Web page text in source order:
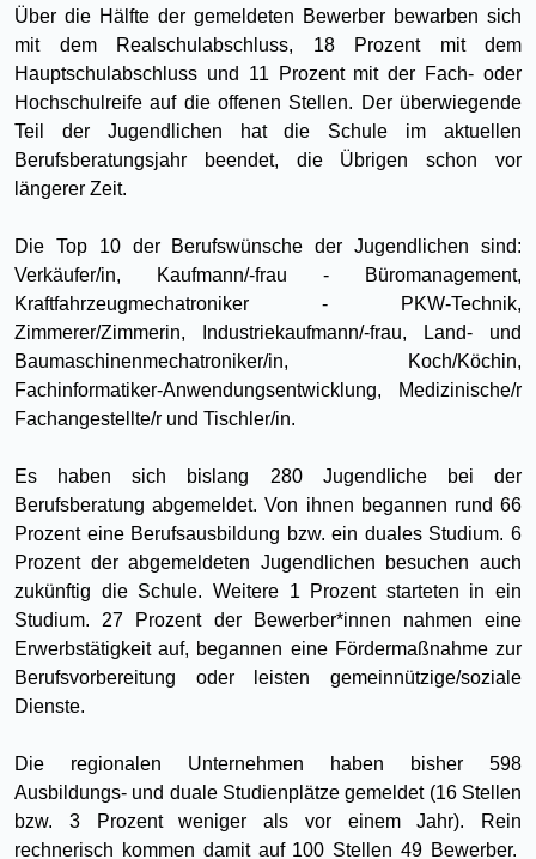
Über die Hälfte der gemeldeten Bewerber bewarben sich
mit dem Realschulabschluss, 18 Prozent mit dem
Hauptschulabschluss und 11 Prozent mit der Fach- oder
Hochschulreife auf die offenen Stellen. Der überwiegende
Teil der Jugendlichen hat die Schule im aktuellen
Berufsberatungsjahr beendet, die Übrigen schon vor
längerer Zeit.
Die Top 10 der Berufswünsche der Jugendlichen sind:
Verkäufer/in, Kaufmann/-frau - Büromanagement,
Kraftfahrzeugmechatroniker - PKW-Technik,
Zimmerer/Zimmerin, Industriekaufmann/-frau, Land- und
Baumaschinenmechatroniker/in, Koch/Köchin,
Fachinformatiker-Anwendungsentwicklung, Medizinische/r
Fachangestellte/r und Tischler/in.
Es haben sich bislang 280 Jugendliche bei der
Berufsberatung abgemeldet. Von ihnen begannen rund 66
Prozent eine Berufsausbildung bzw. ein duales Studium. 6
Prozent der abgemeldeten Jugendlichen besuchen auch
zukünftig die Schule. Weitere 1 Prozent starteten in ein
Studium. 27 Prozent der Bewerber*innen nahmen eine
Erwerbstätigkeit auf, begannen eine Fördermaßnahme zur
Berufsvorbereitung oder leisten gemeinnützige/soziale
Dienste.
Die regionalen Unternehmen haben bisher 598
Ausbildungs- und duale Studienplätze gemeldet (16 Stellen
bzw. 3 Prozent weniger als vor einem Jahr). Rein
rechnerisch kommen damit auf 100 Stellen 49 Bewerber.